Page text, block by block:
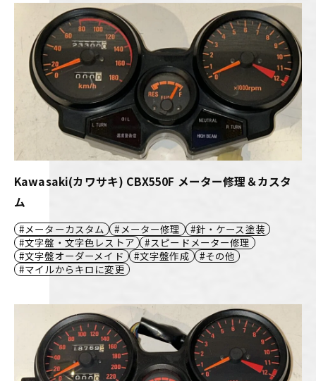
Kawasaki(カワサキ) CBX550F メーター修理＆カスタ
ム
メーターカスタム メーター修理
針・ケース塗装
文字盤・文字色レストア
スピードメーター修理
文字盤オーダーメイド
文字盤作成
その他
マイルからキロに変更